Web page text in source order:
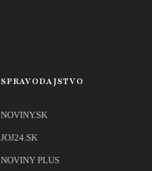
SPRAVODAJSTVO
NOVINY.SK
JOJ24.SK
NOVINY PLUS